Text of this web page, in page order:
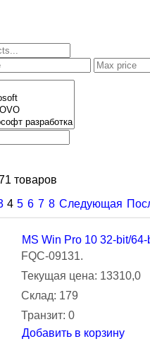
товаров
4 5 6 7 8 Следующая
MS Win Pro 10 32-bit/
FQC-09131.
Текущая цена: 13310,0
Склад: 179
Транзит: 0
Добавить в корзину